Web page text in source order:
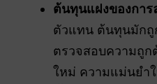
ต้นทุนแฝงของการ
ตัวแทน ต้นทุนมักถู
ตรวจสอบความถูก
ใหม่ ความแม่นยำ